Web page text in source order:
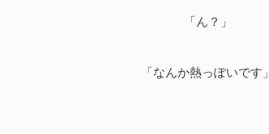
「ん？」
「なんか熱っぽいです」